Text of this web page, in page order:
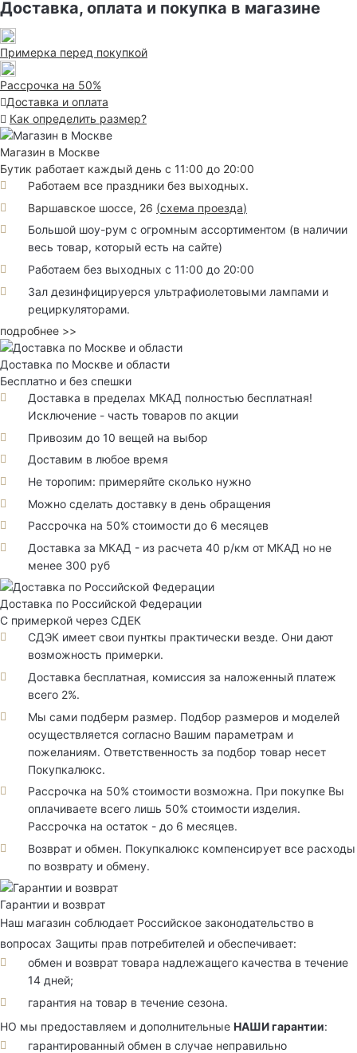
Доставка, оплата и покупка в магазине
Примерка перед покупкой
Рассрочка на 50%
Доставка и оплата
Как определить размер?
Магазин в Москве
Бутик работает каждый день с 11:00 до 20:00
Работаем все праздники без выходных.
Варшавское шоссе, 26 (схема проезда)
Большой шоу-рум с огромным ассортиментом (в наличии
весь товар, который есть на сайте)
Работаем без выходных с 11:00 до 20:00
Зал дезинфицируерся ультрафиолетовыми лампами и
рециркуляторами.
подробнее >>
Доставка по Москве и области
Бесплатно и без спешки
Доставка в пределах МКАД полностью бесплатная!
Исключение - часть товаров по акции
Привозим до 10 вещей на выбор
Доставим в любое время
Не торопим: примеряйте сколько нужно
Можно сделать доставку в день обращения
Рассрочка на 50% стоимости до 6 месяцев
Доставка за МКАД - из расчета 40 р/км от МКАД но не
менее 300 руб
Доставка по Российской Федерации
С примеркой через СДЕК
СДЭК имеет свои пунткы практически везде. Они дают
возможность примерки.
Доставка бесплатная, комиссия за наложенный платеж
всего 2%.
Мы сами подберм размер. Подбор размеров и моделей
осуществляется согласно Вашим параметрам и
пожеланиям. Ответственность за подбор товар несет
Покупкалюкс.
Рассрочка на 50% стоимости возможна. При покупке Вы
оплачиваете всего лишь 50% стоимости изделия.
Рассрочка на остаток - до 6 месяцев.
Возврат и обмен. Покупкалюкс компенсирует все расходы
по возврату и обмену.
Гарантии и возврат
Наш магазин соблюдает Российское законодательство в
вопросах Защиты прав потребителей и обеспечивает:
обмен и возврат товара надлежащего качества в течение
14 дней;
гарантия на товар в течение сезона.
НО мы предоставляем и дополнительные НАШИ гарантии:
гарантированный обмен в случае неправильно